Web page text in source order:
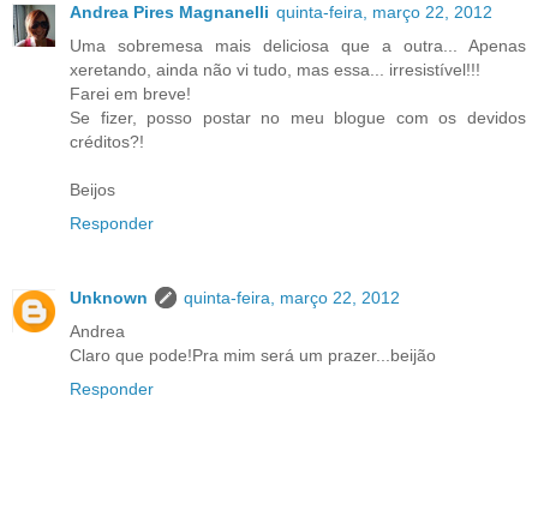
Andrea Pires Magnanelli quinta-feira, março 22, 2012
Uma sobremesa mais deliciosa que a outra... Apenas
xeretando, ainda não vi tudo, mas essa... irresistível!!!
Farei em breve!
Se fizer, posso postar no meu blogue com os devidos
créditos?!
Beijos
Responder
Unknown
quinta-feira, março 22, 2012
Andrea
Claro que pode!Pra mim será um prazer...beijão
Responder